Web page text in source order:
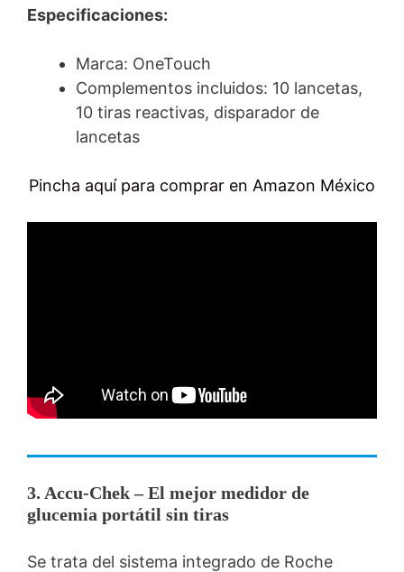
Especificaciones:
Marca: OneTouch
Complementos incluidos: 10 lancetas,
10 tiras reactivas, disparador de
lancetas
Pincha aquí para comprar en Amazon México
3. Accu-Chek – El mejor medidor de
glucemia portátil sin tiras
Se trata del sistema integrado de Roche